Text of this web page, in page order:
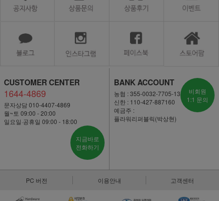
CUSTOMER CENTER
1644-4869
문자상담 010-4407-4869
월~토 09:00 - 20:00
일요일·공휴일 09:00 - 18:00
지금바로
전화하기
BANK ACCOUNT
농협 : 355-0032-7705-13
신한 : 110-427-887160
예금주 :
플라워리퍼블릭(박상현)
비회원
1:1 문의
PC 버전 이용안내 고객센터